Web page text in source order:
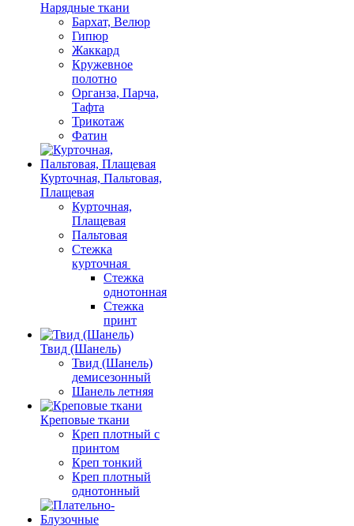
Нарядные ткани
Бархат, Велюр
Гипюр
Жаккард
Кружевное
полотно
Органза, Парча,
Тафта
Трикотаж
Фатин
Курточная, Пальтовая,
Плащевая
Курточная,
Плащевая
Пальтовая
Стежка
курточная
Стежка
однотонная
Стежка
принт
Твид (Шанель)
Твид (Шанель)
демисезонный
Шанель летняя
Креповые ткани
Креп плотный с
принтом
Креп тонкий
Креп плотный
однотонный